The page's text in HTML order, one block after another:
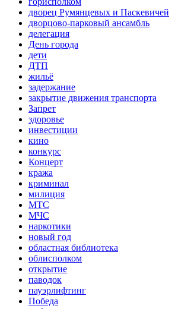
дворец Румянцевых и Паскевичей
дворцово-парковый ансамбль
делегация
День города
дети
ДТП
жильё
задержание
закрытие движения транспорта
Запрет
здоровье
инвестиции
кино
конкурс
Концерт
кража
криминал
милиция
МТС
МЧС
наркотики
новый год
областная библиотека
облисполком
открытие
паводок
пауэрлифтинг
Победа